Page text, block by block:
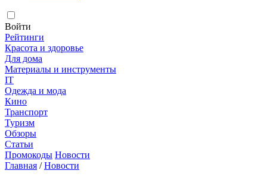
Войти
Рейтинги
Красота и здоровье
Для дома
Материалы и инструменты
IT
Одежда и мода
Кино
Транспорт
Туризм
Обзоры
Статьи
Промокоды Новости
Главная /Новости